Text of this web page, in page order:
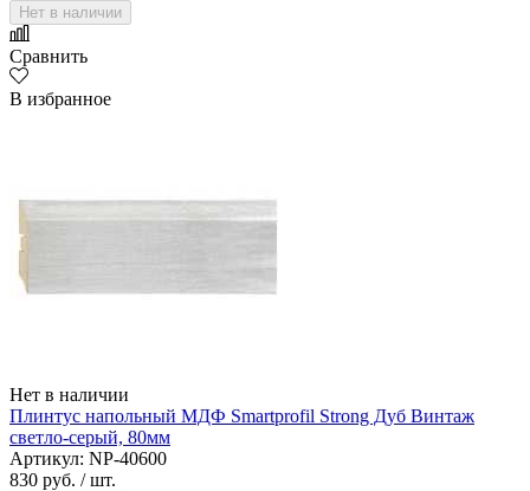
Нет в наличии
Сравнить
В избранное
Нет в наличии
Плинтус напольный МДФ Smartprofil Strong Дуб Винтаж
светло-серый, 80мм
Артикул: NP-40600
830 руб. / шт.